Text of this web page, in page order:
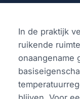
In de praktijk
ruikende
onaangename